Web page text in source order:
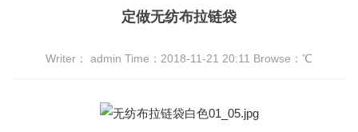
定做无纺布拉链袋
Writer： admin Time：2018-11-21 20:11 Browse： ℃